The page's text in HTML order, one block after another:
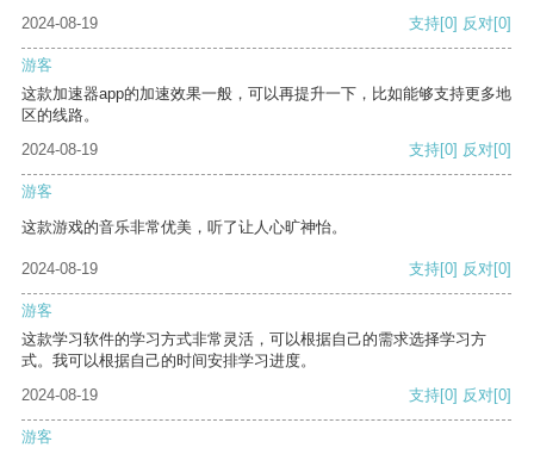
2024-08-19
支持[0] 反对[0]
游客
这款加速器app的加速效果一般，可以再提升一下，比如能够支持更多地
区的线路。
2024-08-19
支持[0] 反对[0]
游客
这款游戏的音乐非常优美，听了让人心旷神怡。
2024-08-19 支持[0] 反对[0]
游客
这款学习软件的学习方式非常灵活，可以根据自己的需求选择学习方
式。我可以根据自己的时间安排学习进度。
2024-08-19
支持[0] 反对[0]
游客